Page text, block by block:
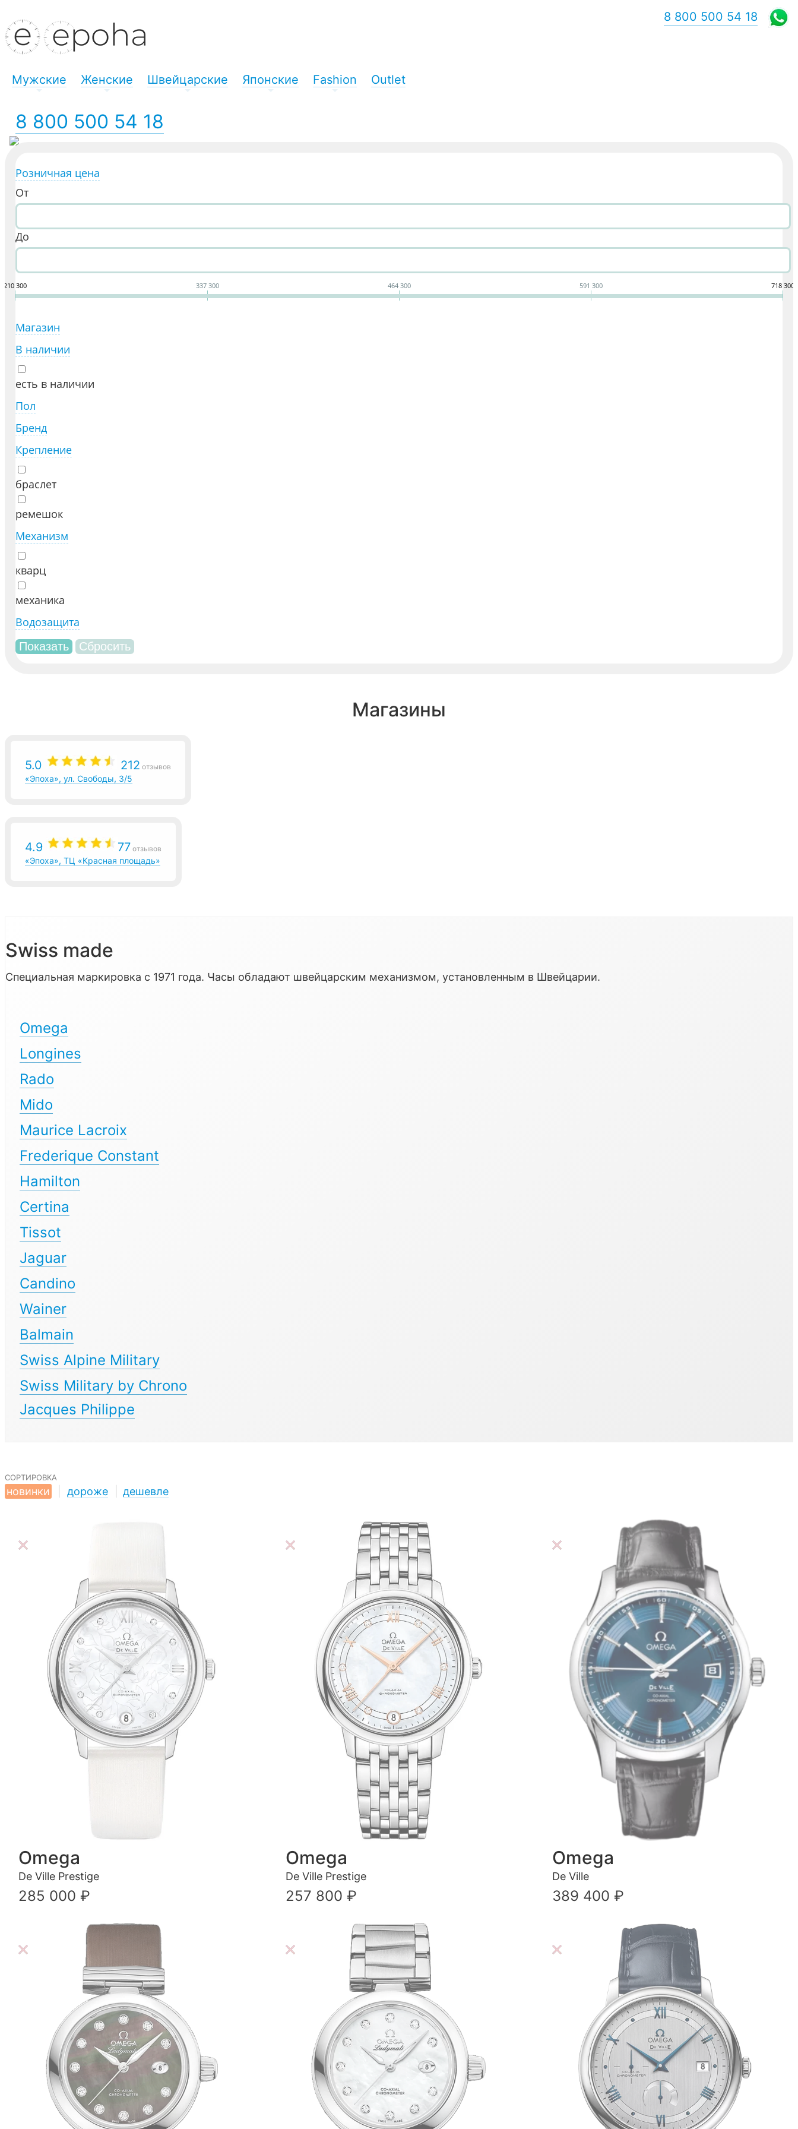
Мужские Женские Швейцарские Японские Fashion Outlet
8 800 500 54 18
8 800 500 54 18
Розничная цена
От
До
210 300 337 300 464 300 591 300 718 300
Магазин
В наличии
есть в наличии
Пол
Бренд
Крепление
браслет
ремешок
Механизм
кварц
механика
Водозащита
Магазины
5.0 212 отзывов
«Эпоха», ул. Свободы, 3/5
4.9 77 отзывов
«Эпоха», ТЦ «Красная площадь»
Swiss made
Специальная маркировка с 1971 года. Часы обладают швейцарским механизмом, установленным в Швейцарии.
Omega
Longines
Rado
Mido
Maurice Lacroix
Frederique Constant
Hamilton
Certina
Tissot
Jaguar
Candino
Wainer
Balmain
Swiss Alpine Military
Swiss Military by Chrono
Jacques Philippe
сортировка
новинки
дороже дешевле
Omega
De Ville Prestige
285 000 ₽
Omega
De Ville Prestige
257 800 ₽
Omega
De Ville
389 400 ₽